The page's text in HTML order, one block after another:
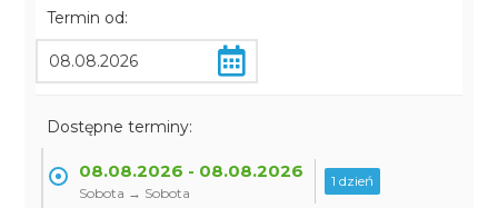
Termin od:
Dostępne terminy:
08.08.2026 - 08.08.2026
Sobota → Sobota
1 dzień